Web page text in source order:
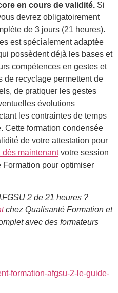
en cours de validité. Si
devrez obligatoirement
de 3 jours (21 heures).
est spécialement adaptée
possèdent déjà les bases et
compétences en gestes et
de recyclage permettent de
de pratiquer les gestes
évolutions
les contraintes de temps
Cette formation condensée
de votre attestation pour
dès maintenantvotre session
pour optimiser
2 de 21 heures ?
chez Qualisanté Formation et
avec des formateurs
formation-afgsu-2-le-guide-